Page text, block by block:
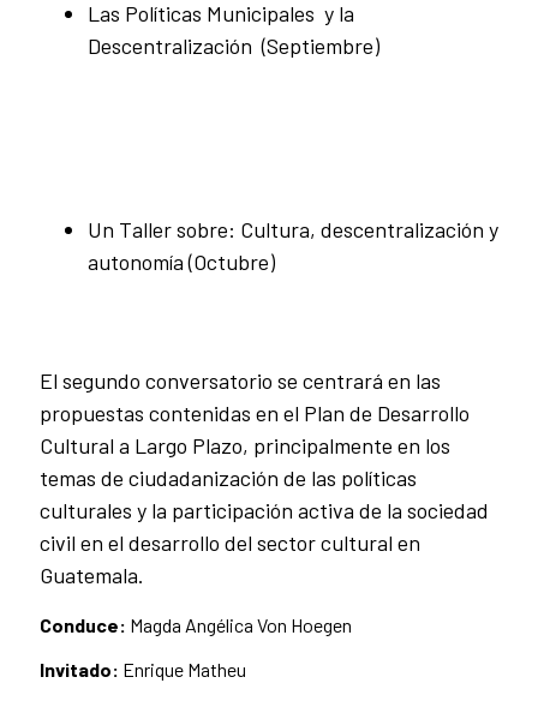
Las Políticas Municipales y la
Descentralización (Septiembre)
Un Taller sobre: Cultura, descentralización y
autonomía (Octubre)
El segundo conversatorio se centrará en las
propuestas contenidas en el Plan de Desarrollo
Cultural a Largo Plazo, principalmente en los
temas de ciudadanización de las políticas
culturales y la participación activa de la sociedad
civil en el desarrollo del sector cultural en
Guatemala.
Conduce: Magda Angélica Von Hoegen
Invitado: Enrique Matheu